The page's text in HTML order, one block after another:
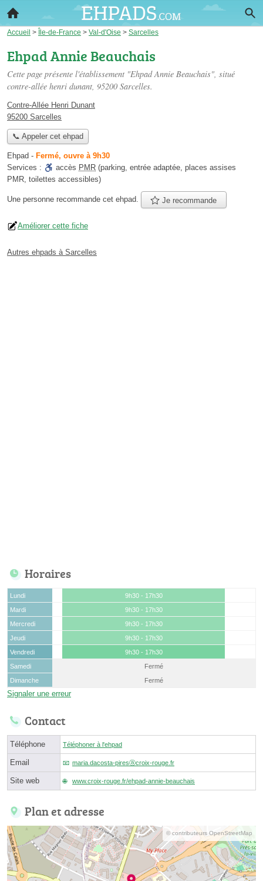
Accueil > Île-de-France > Val-d'Oise > Sarcelles
Ehpad Annie Beauchais
Cette page présente l'établissement "Ehpad Annie Beauchais", situé
contre-allée henri dunant, 95200 Sarcelles.
Contre-Allée Henri Dunant
95200 Sarcelles
📞 Appeler cet ehpad
Ehpad - Fermé, ouvre à 9h30
Services :
accès PMR (parking, entrée adaptée, places assises
PMR, toilettes accessibles)
Une personne recommande cet ehpad. Je recommande
Améliorer cette fiche
Autres ehpads à Sarcelles
Horaires
Lundi
9h30 - 17h30
Mardi
9h30 - 17h30
Mercredi
9h30 - 17h30
Jeudi
9h30 - 17h30
Vendredi
9h30 - 17h30
Samedi
Fermé
Dimanche
Fermé
Signaler une erreur
Contact
Téléphone Téléphoner à l'ehpad
Email maria.dacosta-piresⓐcroix-rouge.fr
Site web www.croix-rouge.fr/ehpad-annie-beauchais
Plan et adresse
© contributeurs OpenStreetMap